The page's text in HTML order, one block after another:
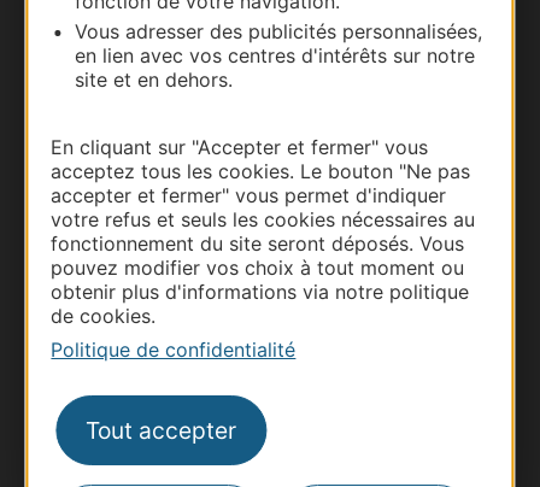
Vous adresser des publicités personnalisées,
en lien avec vos centres d'intérêts sur notre
site et en dehors.
En cliquant sur "Accepter et fermer" vous
acceptez tous les cookies. Le bouton "Ne pas
accepter et fermer" vous permet d'indiquer
votre refus et seuls les cookies nécessaires au
fonctionnement du site seront déposés. Vous
pouvez modifier vos choix à tout moment ou
obtenir plus d'informations via notre politique
de cookies.
Politique de confidentialité
Tout accepter
Carte interactive
Documentation
Thermalisme
Business/Mice
Pros d'Occitanie
Site presse et d'influence